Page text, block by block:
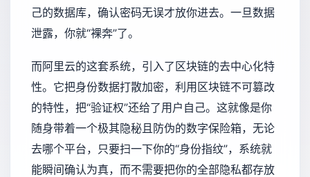
己的数据库，确认密码无误才放你进去。一旦数据
泄露，你就“裸奔”了。
而阿里云的这套系统，引入了区块链的去中心化特
性。它把身份数据打散加密，利用区块链不可篡改
的特性，把“验证权”还给了用户自己。这就像是你
随身带着一个极其隐秘且防伪的数字保险箱，无论
去哪个平台，只要扫一下你的“身份指纹”，系统就
能瞬间确认为真，而不需要把你的全部隐私都存放